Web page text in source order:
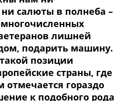
салюты в полнеба –
лишней
подарить машину.
позиции
страны, где
гораздо
к подобного рода